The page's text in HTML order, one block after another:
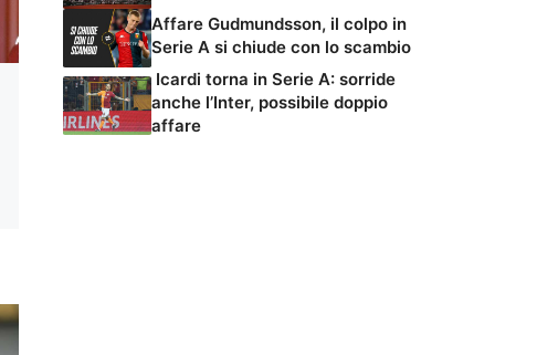
Affare Gudmundsson, il colpo in
Serie A si chiude con lo scambio
Icardi torna in Serie A: sorride
anche l’Inter, possibile doppio
affare